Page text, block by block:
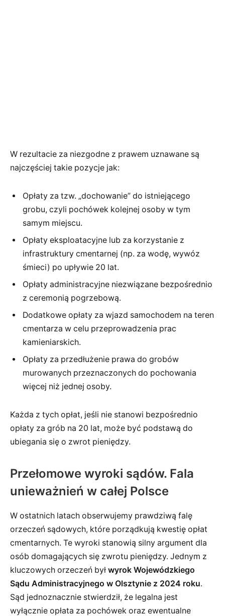
W rezultacie za niezgodne z prawem uznawane są
najczęściej takie pozycje jak:
Opłaty za tzw. „dochowanie” do istniejącego
grobu, czyli pochówek kolejnej osoby w tym
samym miejscu.
Opłaty eksploatacyjne lub za korzystanie z
infrastruktury cmentarnej (np. za wodę, wywóz
śmieci) po upływie 20 lat.
Opłaty administracyjne niezwiązane bezpośrednio
z ceremonią pogrzebową.
Dodatkowe opłaty za wjazd samochodem na teren
cmentarza w celu przeprowadzenia prac
kamieniarskich.
Opłaty za przedłużenie prawa do grobów
murowanych przeznaczonych do pochowania
więcej niż jednej osoby.
Każda z tych opłat, jeśli nie stanowi bezpośrednio
opłaty za grób na 20 lat, może być podstawą do
ubiegania się o zwrot pieniędzy.
Przełomowe wyroki sądów. Fala
unieważnień w całej Polsce
W ostatnich latach obserwujemy prawdziwą falę
orzeczeń sądowych, które porządkują kwestię opłat
cmentarnych. Te wyroki stanowią silny argument dla
osób domagających się zwrotu pieniędzy. Jednym z
kluczowych orzeczeń był wyrok Wojewódzkiego
Sądu Administracyjnego w Olsztynie z 2024 roku.
Sąd jednoznacznie stwierdził, że legalna jest
wyłącznie opłata za pochówek oraz ewentualne